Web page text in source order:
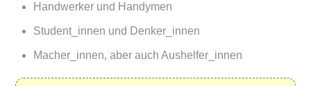
Handwerker und Handymen
Student_innen und Denker_innen
Macher_innen, aber auch Aushelfer_innen